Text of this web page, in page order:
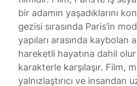
bir adamın yaşadıklarını
gezisi sırasında Paris’in
yapıları arasında kaybolan
hareketli hayatına dahil
karakterle karşılaşır. Film,
yalnızlaştırıcı ve insandan